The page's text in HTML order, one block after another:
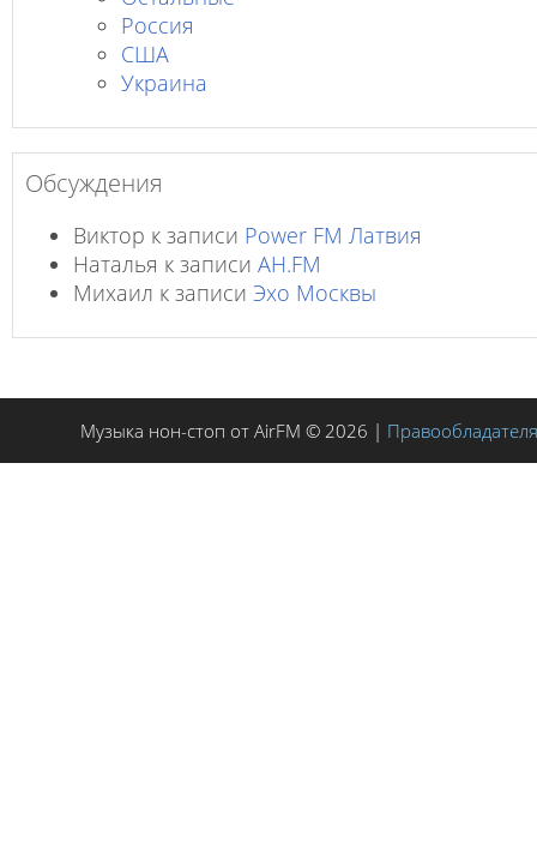
Россия
США
Украина
Обсуждения
Виктор к записи Power FM Латвия
Наталья к записи AH.FM
Михаил к записи Эхо Москвы
Музыка нон-стоп от AirFM © 2026 |